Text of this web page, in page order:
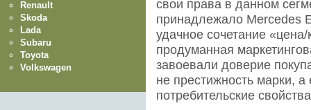
свои права в данном
принадлежало Мercedes
удачное сочетание
продуманная
завоевали доверие
не престижность марки,
потребительские
Renault
Skoda
Lada
Subaru
Toyota
Volkswagen